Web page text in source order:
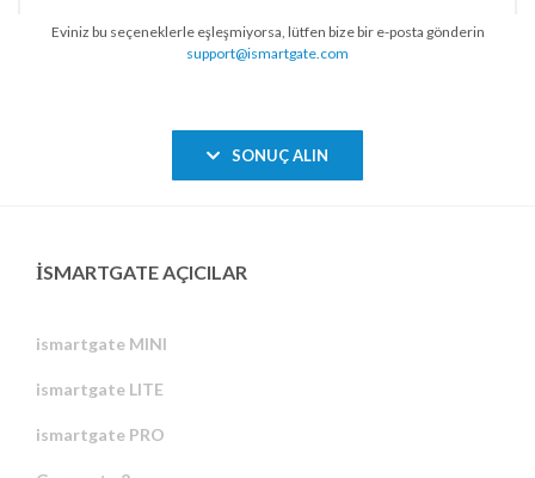
Eviniz bu seçeneklerle eşleşmiyorsa, lütfen bize bir e-posta gönderin
support@ismartgate.com
SONUÇ ALIN
ISMARTGATE AÇICILAR
ismartgate MINI
ismartgate LITE
ismartgate PRO